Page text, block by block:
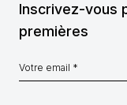
Inscrivez-vous
premières